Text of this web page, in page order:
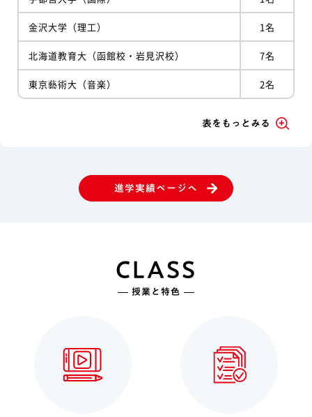
金沢大学（理工） 1名
北海道教育大（函館校・岩見沢校） 7名
東京藝術大（音楽） 2名
表をもっとみる
進学実績ページへ
CLASS
授業と特色